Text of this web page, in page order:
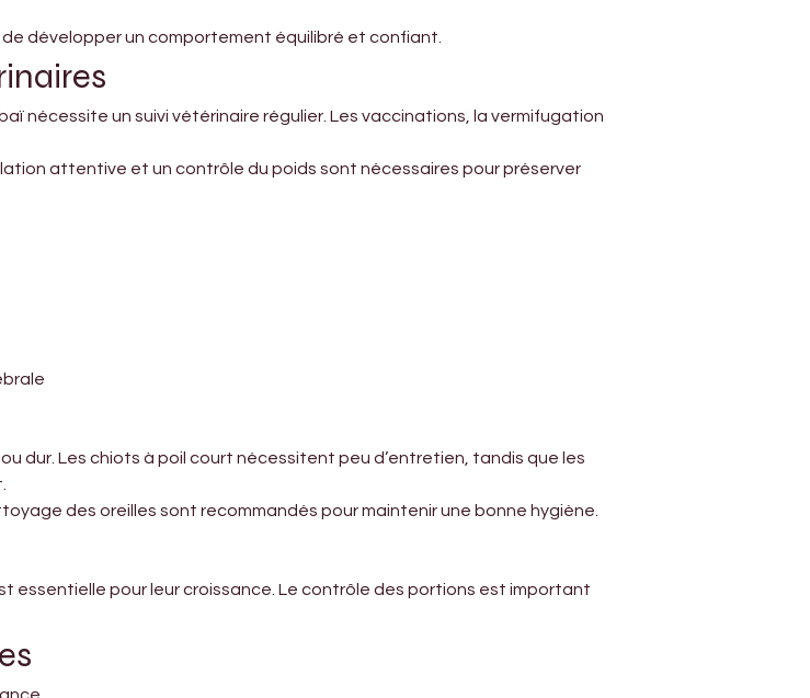
développer un comportement équilibré et confiant.
nécessite un suivi vétérinaire régulier. Les vaccinations, la vermifugation
attentive et un contrôle du poids sont nécessaires pour préserver
dur. Les chiots à poil court nécessitent peu d’entretien, tandis que les
des oreilles sont recommandés pour maintenir une bonne hygiène.
pour leur croissance. Le contrôle des portions est important